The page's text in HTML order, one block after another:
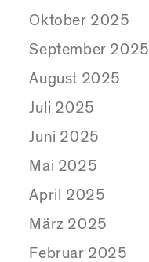
Oktober 2025
September 2025
August 2025
Juli 2025
Juni 2025
Mai 2025
April 2025
März 2025
Februar 2025